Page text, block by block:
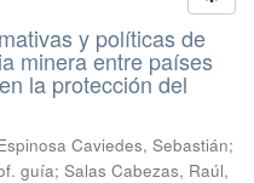
y políticas de
minera entre países
la protección del
Caviedes, Sebastián;
guía; Salas Cabezas, Raúl,